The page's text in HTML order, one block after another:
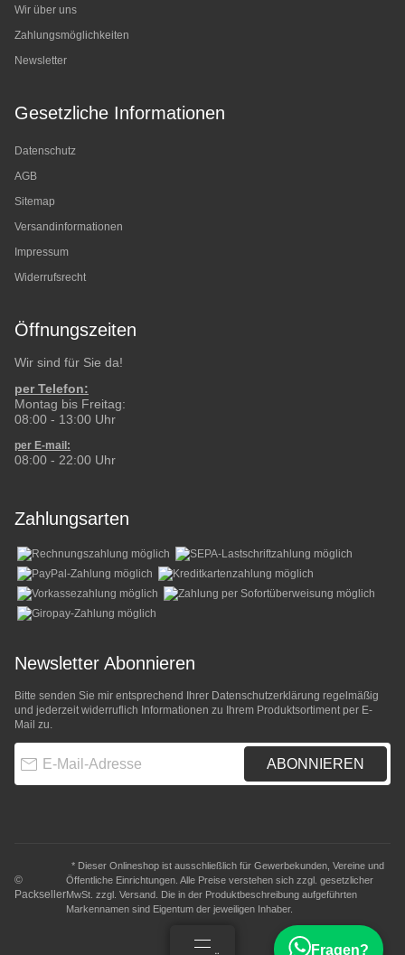
Wir über uns
Zahlungsmöglichkeiten
Newsletter
Gesetzliche Informationen
Datenschutz
AGB
Sitemap
Versandinformationen
Impressum
Widerrufsrecht
Öffnungszeiten
Wir sind für Sie da!
per Telefon:
Montag bis Freitag:
08:00 - 13:00 Uhr
per E-mail:
08:00 - 22:00 Uhr
Zahlungsarten
Newsletter Abonnieren
Bitte senden Sie mir entsprechend Ihrer Datenschutzerklärung regelmäßig
und jederzeit widerruflich Informationen zu Ihrem Produktsortiment per E-
Mail zu.
ABONNIEREN
©
Packseller
* Dieser Onlineshop ist ausschließlich für Gewerbekunden, Vereine und
Öffentliche Einrichtungen. Alle Preise verstehen sich zzgl. gesetzlicher
MwSt. zzgl. Versand . Die in der Produktbeschreibung aufgeführten
Markennamen sind Eigentum der jeweiligen Inhaber.
Fragen?